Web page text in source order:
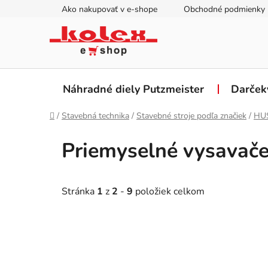
Ako nakupovať v e-shope Obchodné podmienky
Náhradné diely Putzmeister
Domov
/ Stavebná technika / Stavebné stroje podľa značiek /
Priemyselné
Stránka 1 z 2 - 9 položiek celkom